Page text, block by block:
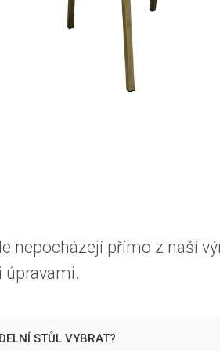
nepocházejí přímo z naší
úpravami.
STŮL VYBRAT?